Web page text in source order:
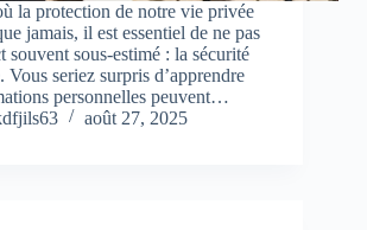
la protection de notre vie privée
jamais, il est essentiel de ne pas
souvent sous-estimé : la sécurité
Vous seriez surpris d’apprendre
personnelles peuvent…
août 27, 2025